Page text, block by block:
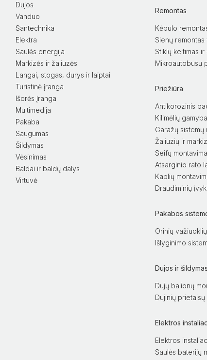
Dujos
Vanduo
Santechnika
Elektra
Saulės energija
Markizės ir žaliuzės
Langai, stogas, durys ir laiptai
Turistinė įranga
Išorės įranga
Multimedija
Pakaba
Saugumas
Šildymas
Vėsinimas
Baldai ir baldų dalys
Virtuvė
Remontas
Kėbulo
Sienų
Stiklų keitimas
Mikroautobusų
Priežiūra
Antikorozinis
Kilimėlių gamyba
Garažų sistemų
Žaliuzių ir
Seifų
Atsarginio rato
Kablių
Draudiminių
Pakabos
Orinių
Išlyginimo
Dujos ir šildymas
Dujų balionų
Dujinių
Elektros
Elektros
Saulės baterijų